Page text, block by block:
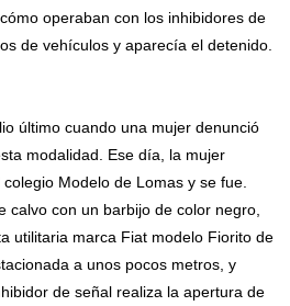
operaban con los inhibidores de
de vehículos y aparecía el detenido.
último cuando una mujer denunció
modalidad. Ese día, la mujer
Modelo de Lomas y se fue.
calvo con un barbijo de color negro,
utilitaria marca Fiat modelo Fiorito de
a unos pocos metros, y
de señal realiza la apertura de